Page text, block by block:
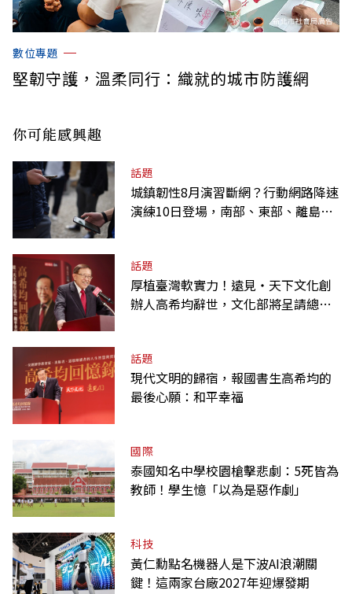
數位專題
堅韌守護，溫柔同行：織就的城市防護網
你可能感興趣
話題
城鎮韌性8月演習斷網？行動網路降速
演練10日登場，南部、東部、離島為
話題
厚植臺灣軟實力！遠見‧天下文化創
辦人高希均辭世，文化部將呈請總統
話題
現代文明的歸宿，報國書生高希均的
最後心願：和平幸福
國際
泰國知名中學校園槍擊悲劇：5死皆為
教師！學生憶「以為是惡作劇」
科技
黃仁勳點名機器人是下波AI浪潮關
鍵！這兩家台廠2027年迎爆發期